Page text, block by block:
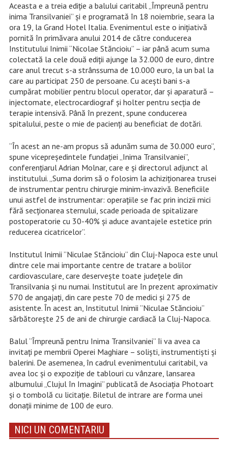
Aceasta e a treia ediție a balului caritabil „Împreună pentru
inima Transilvaniei” și e programată în 18 noiembrie, seara la
ora 19, la Grand Hotel Italia. Evenimentul este o inițiativă
pornită în primăvara anului 2014 de către conducerea
Institutului Inimii “Nicolae Stăncioiu” – iar până acum suma
colectată la cele două ediții ajunge la 32.000 de euro, dintre
care anul trecut s-a strânssuma de 10.000 euro, la un bal la
care au participat 250 de persoane. Cu acești bani s-a
cumpărat mobilier pentru blocul operator, dar și aparatură –
injectomate, electrocardiograf și holter pentru secția de
terapie intensivă. Până în prezent, spune conducerea
spitalului, peste o mie de pacienți au beneficiat de dotări.
“În acest an ne-am propus să adunăm suma de 30.000 euro”,
spune vicepreședintele fundației „Inima Transilvaniei”,
conferențiarul Adrian Molnar, care e și directorul adjunct al
institutului. „Suma dorim să o folosim la achiziționarea trusei
de instrumentar pentru chirurgie minim-invazivă. Beneficiile
unui astfel de instrumentar: operațiile se fac prin incizii mici
fără secționarea sternului, scade perioada de spitalizare
postoperatorie cu 30-40% și aduce avantajele estetice prin
reducerea cicatricelor”.
Institutul Inimii ”Niculae Stăncioiu” din Cluj-Napoca este unul
dintre cele mai importante centre de tratare a bolilor
cardiovasculare, care deservește toate județele din
Transilvania și nu numai. Institutul are în prezent aproximativ
570 de angajați, din care peste 70 de medici și 275 de
asistente. În acest an, Institutul Inimii ”Niculae Stăncioiu”
sărbătorește 25 de ani de chirurgie cardiacă la Cluj-Napoca.
Balul “Împreună pentru Inima Transilvaniei” îi va avea ca
invitați pe membrii Operei Maghiare – soliști, instrumentiști și
balerini. De asemenea, în cadrul evenimentului caritabil, va
avea loc și o expoziție de tablouri cu vânzare, lansarea
albumului „Clujul în Imagini” publicată de Asociația Photoart
și o tombolă cu licitație. Biletul de intrare are forma unei
donații minime de 100 de euro.
NICI UN COMENTARIU